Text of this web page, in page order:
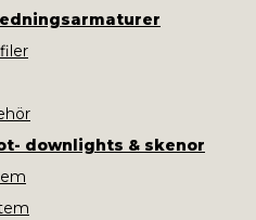
downlights & skenor